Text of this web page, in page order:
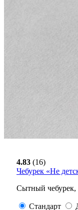
4.83 (16)
Чебурек «Не
Сытный
Стандарт